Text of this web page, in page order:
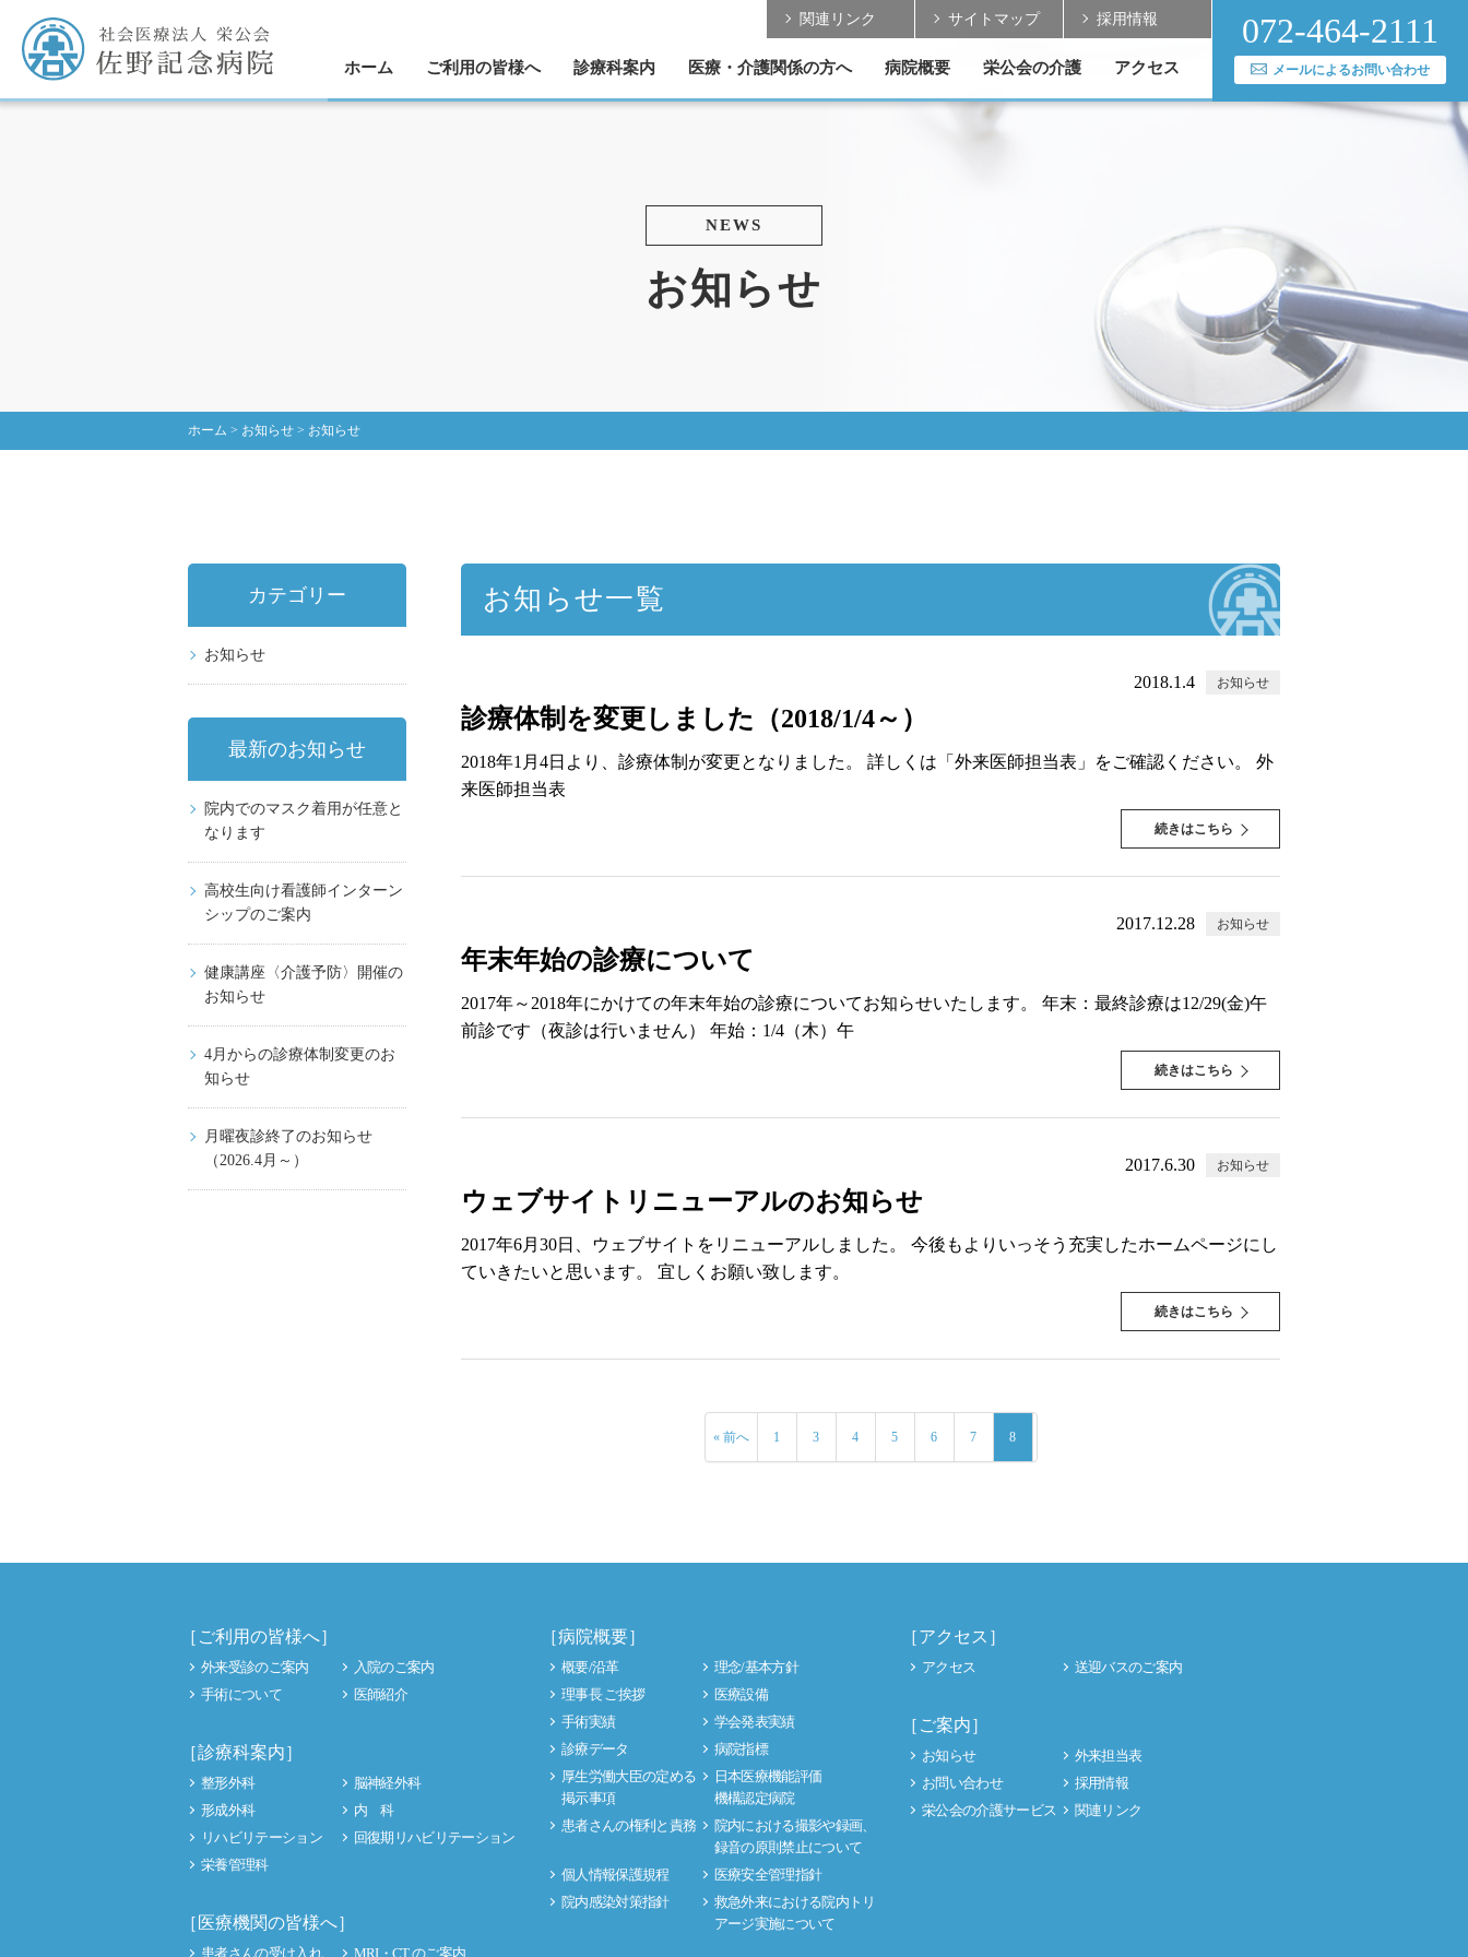
ホーム ご利用の皆様へ 診療科案内 医療・介護関係の方へ 病院概要 栄公会の介護 アクセス
採用情報
サイトマップ
関連リンク 072-464-2111
メールによるお問い合わせ
NEWS
お知らせ
ホーム > お知らせ > お知らせ
お知らせ一覧
2018.1.4 お知らせ
診療体制を変更しました（2018/1/4～）
2018年1月4日より、診療体制が変更となりました。 詳しくは「外来医師担当表」をご確認ください。 外
来医師担当表
続きはこちら
2017.12.28 お知らせ
年末年始の診療について
2017年～2018年にかけての年末年始の診療についてお知らせいたします。 年末：最終診療は12/29(金)午
前診です（夜診は行いません） 年始：1/4（木）午
続きはこちら
2017.6.30 お知らせ
ウェブサイトリニューアルのお知らせ
2017年6月30日、ウェブサイトをリニューアルしました。 今後もよりいっそう充実したホームページにし
ていきたいと思います。 宜しくお願い致します。
続きはこちら
« 前へ 1 3 4 5 6 7 8
カテゴリー
お知らせ
最新のお知らせ
院内でのマスク着用が任意と
なります
高校生向け看護師インターン
シップのご案内
健康講座〈介護予防〉開催の
お知らせ
4月からの診療体制変更のお
知らせ
月曜夜診終了のお知らせ
（2026.4月～）
［ご利用の皆様へ］
外来受診のご案内
入院のご案内
手術について
医師紹介
［診療科案内］
整形外科
脳神経外科
形成外科
内 科
リハビリテーション
回復期リハビリテーション
栄養管理科
［医療機関の皆様へ］
患者さんの受け入れ MRI・CT のご案内
［病院概要］
概要/沿革
理念/基本方針
理事長 ご挨拶
医療設備
手術実績
学会発表実績
診療データ
病院指標
厚生労働大臣の定める
掲示事項
日本医療機能評価
機構認定病院
患者さんの権利と責務
院内における撮影や録画、
録音の原則禁止について
個人情報保護規程
医療安全管理指針
院内感染対策指針
救急外来における院内トリ
アージ実施について
［アクセス］
アクセス 送迎バスのご案内
［ご案内］
お知らせ
外来担当表
お問い合わせ
採用情報
栄公会の介護サービス
関連リンク